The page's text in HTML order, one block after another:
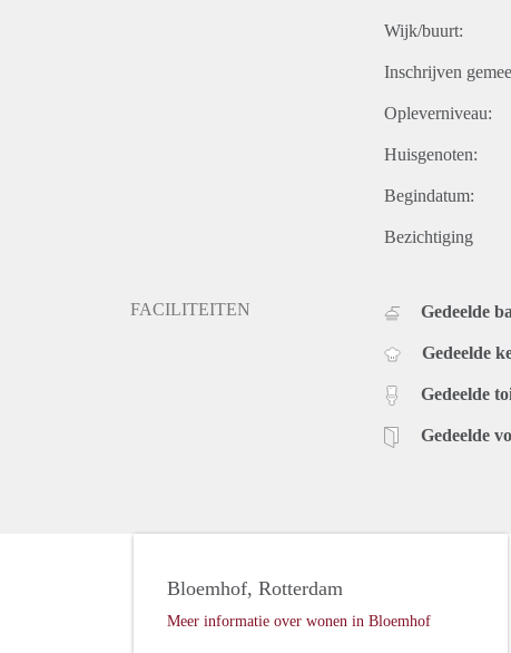
Wijk/buurt:
Inschrijven
Opleverniveau:
Huisgenoten:
Begindatum:
Bezichtiging
FACILITEITEN Gedeelde
Gedeelde
Gedeelde
Gedeelde
Bloemhof, Rotterdam
Meer informatie over wonen in Bloemhof